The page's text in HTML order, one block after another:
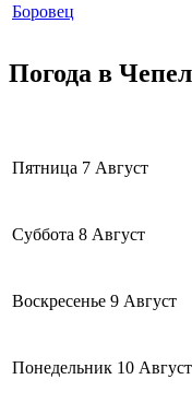
Боровец
Погода в
Пятница 7 Август
Суббота 8 Август
Воскресенье 9 Август
Понедельник 10 Август